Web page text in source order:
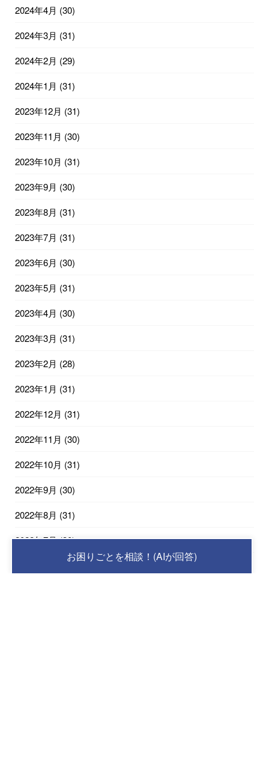
2024年4月 (30)
2024年3月 (31)
2024年2月 (29)
2024年1月 (31)
2023年12月 (31)
2023年11月 (30)
2023年10月 (31)
2023年9月 (30)
2023年8月 (31)
2023年7月 (31)
2023年6月 (30)
2023年5月 (31)
2023年4月 (30)
2023年3月 (31)
2023年2月 (28)
2023年1月 (31)
2022年12月 (31)
2022年11月 (30)
2022年10月 (31)
2022年9月 (30)
2022年8月 (31)
2022年7月(30)
(30)
お困りごとを相談！(AIが回答)